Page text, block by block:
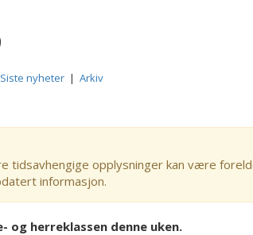
Siste nyheter |Arkiv
tidsavhengige opplysninger kan være
informasjon.
og herreklassen denne uken.